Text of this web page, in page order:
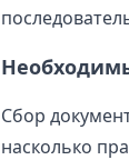
Сбор
насколько